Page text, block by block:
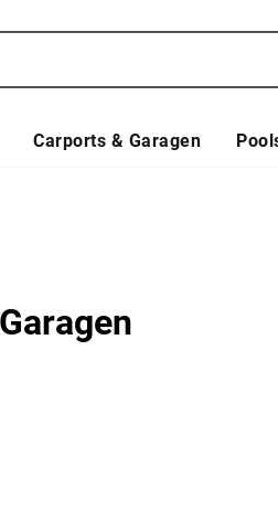
Carports & Garagen